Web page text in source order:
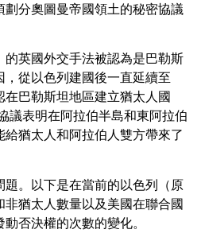
分奧圖曼帝國領土的秘密協議
英國外交手法被認為是巴勒斯
從以色列建國後一直延續至
巴勒斯坦地區建立猶太人國
議表明在阿拉伯半島和東阿拉伯
猶太人和阿拉伯人雙方帶來了
。以下是在當前的以色列（原
猶太人數量以及美國在聯合國
否決權的次數的變化。